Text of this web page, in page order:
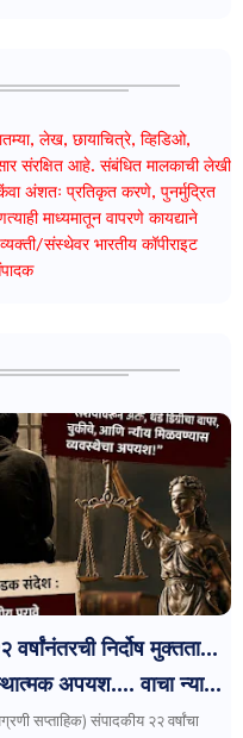
लेख, छायाचित्रे, व्हिडिओ,
संरक्षित आहे. संबंधित मालकाची लेखी
अंशतः प्रतिकृत करणे, पुनर्मुद्रित
माध्यमातून वापरणे कायद्याने
संस्थेवर भारतीय कॉपीराइट
निर्दोष मुक्तता...
अपयश.... वाचा न्याय
विश्व साप्ताहिक मधला आजचा विशेष संपादकीय लेख...
सप्ताहिक) संपादकीय २२ वर्षांचा